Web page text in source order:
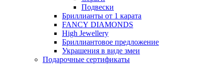
Подвески
Бриллианты от 1 карата
FANCY DIAMONDS
High Jewellery
Бриллиантовое предложение
Украшения в виде змеи
Подарочные сертификаты